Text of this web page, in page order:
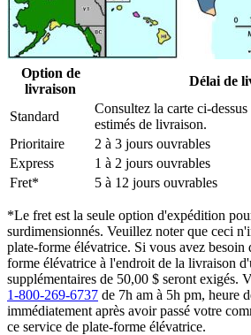
Option de
livraison
Délai de
Standard
Consultez la carte ci-
estimés de livraison.
Prioritaire
2 à 3 jours ouvrables
Express
1 à 2 jours ouvrables
Fret*
5 à 12 jours ouvrables
*Le fret est la seule option d'expédition
surdimensionnés. Veuillez noter que ceci
plate-forme élévatrice. Si vous avez besoin
forme élévatrice à l'endroit de la livraison
supplémentaires de 50,00 $ seront exigés.
1-800-269-6737 de 7h am à 5h pm, heure
immédiatement après avoir passé votre
ce service de plate-forme élévatrice.